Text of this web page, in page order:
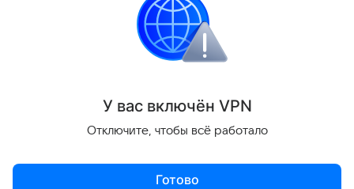
Мессенджер MAX
Поделиться
У вас включён VPN
Отключите, чтобы всё работало
Готово